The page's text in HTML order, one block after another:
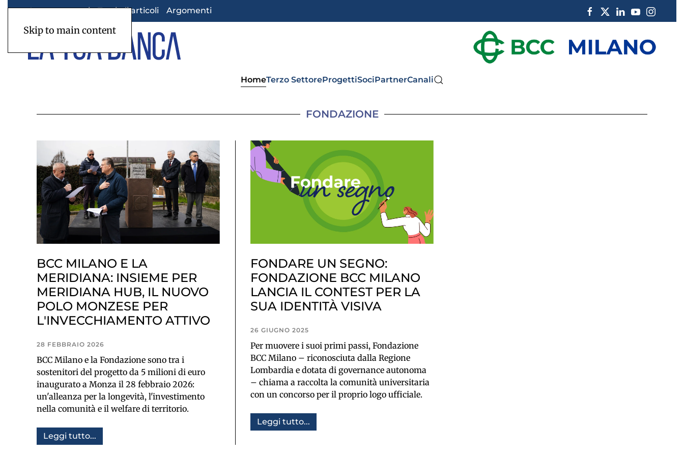
Skip to main content
Appuntamenti Tutti gli articoli Argomenti
HomeTerzo SettoreProgettiSociPartnerCanali
FONDAZIONE
BCC MILANO E LA
MERIDIANA: INSIEME PER
MERIDIANA HUB, IL NUOVO
POLO MONZESE PER
L'INVECCHIAMENTO ATTIVO
28 FEBBRAIO 2026
BCC Milano e la Fondazione sono tra i
sostenitori del progetto da 5 milioni di euro
inaugurato a Monza il 28 febbraio 2026:
un'alleanza per la longevità, l'investimento
nella comunità e il welfare di territorio.
Leggi tutto...
FONDARE UN SEGNO:
FONDAZIONE BCC MILANO
LANCIA IL CONTEST PER LA
SUA IDENTITÀ VISIVA
26 GIUGNO 2025
Per muovere i suoi primi passi, Fondazione
BCC Milano – riconosciuta dalla Regione
Lombardia e dotata di governance autonoma
– chiama a raccolta la comunità universitaria
con un concorso per il proprio logo ufficiale.
Leggi tutto...